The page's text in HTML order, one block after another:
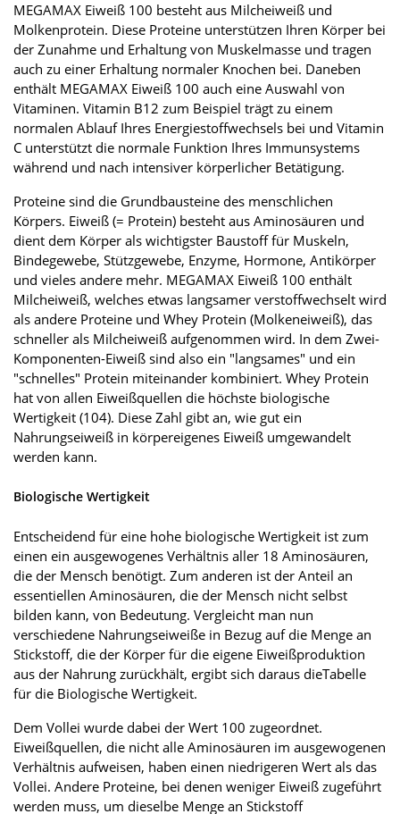
MEGAMAX Eiweiß 100 besteht aus Milcheiweiß und
Molkenprotein. Diese Proteine unterstützen Ihren Körper bei
der Zunahme und Erhaltung von Muskelmasse und tragen
auch zu einer Erhaltung normaler Knochen bei. Daneben
enthält MEGAMAX Eiweiß 100 auch eine Auswahl von
Vitaminen. Vitamin B12 zum Beispiel trägt zu einem
normalen Ablauf Ihres Energiestoffwechsels bei und Vitamin
C unterstützt die normale Funktion Ihres Immunsystems
während und nach intensiver körperlicher Betätigung.
Proteine sind die Grundbausteine des menschlichen
Körpers. Eiweiß (= Protein) besteht aus Aminosäuren und
dient dem Körper als wichtigster Baustoff für Muskeln,
Bindegewebe, Stützgewebe, Enzyme, Hormone, Antikörper
und vieles andere mehr. MEGAMAX Eiweiß 100 enthält
Milcheiweiß, welches etwas langsamer verstoffwechselt wird
als andere Proteine und Whey Protein (Molkeneiweiß), das
schneller als Milcheiweiß aufgenommen wird. In dem Zwei-
Komponenten-Eiweiß sind also ein "langsames" und ein
"schnelles" Protein miteinander kombiniert. Whey Protein
hat von allen Eiweißquellen die höchste biologische
Wertigkeit (104). Diese Zahl gibt an, wie gut ein
Nahrungseiweiß in körpereigenes Eiweiß umgewandelt
werden kann.
Biologische Wertigkeit
Entscheidend für eine hohe biologische Wertigkeit ist zum
einen ein ausgewogenes Verhältnis aller 18 Aminosäuren,
die der Mensch benötigt. Zum anderen ist der Anteil an
essentiellen Aminosäuren, die der Mensch nicht selbst
bilden kann, von Bedeutung. Vergleicht man nun
verschiedene Nahrungseiweiße in Bezug auf die Menge an
Stickstoff, die der Körper für die eigene Eiweißproduktion
aus der Nahrung zurückhält, ergibt sich daraus dieTabelle
für die Biologische Wertigkeit.
Dem Vollei wurde dabei der Wert 100 zugeordnet.
Eiweißquellen, die nicht alle Aminosäuren im ausgewogenen
Verhältnis aufweisen, haben einen niedrigeren Wert als das
Vollei. Andere Proteine, bei denen weniger Eiweiß zugeführt
werden muss, um dieselbe Menge an Stickstoff